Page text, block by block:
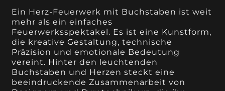
Ein Herz-Feuerwerk mit Buchstaben ist weit
mehr als ein einfaches
Feuerwerksspektakel. Es ist eine Kunstform,
die kreative Gestaltung, technische
Präzision und emotionale Bedeutung
vereint. Hinter den leuchtenden
Buchstaben und Herzen steckt eine
beeindruckende Zusammenarbeit von